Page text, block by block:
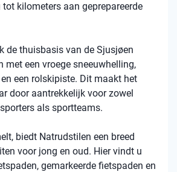
kilometers aan geprepareerde
de thuisbasis van de Sjusjøen
met een vroege sneeuwhelling,
een rolskipiste. Dit maakt het
door aantrekkelijk voor zowel
als sportteams.
biedt Natrudstilen een breed
voor jong en oud. Hier vindt u
gemarkeerde fietspaden en